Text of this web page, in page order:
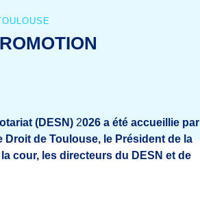
(DESN) 2026 a été accueillie par
Droit de Toulouse, le Président de la
cour, les directeurs du DESN et de